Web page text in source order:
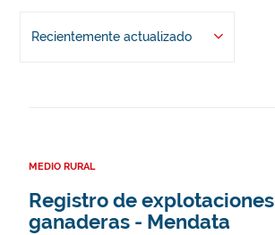
Recientemente actualizado
MEDIO RURAL
Registro de explotaciones
ganaderas - Mendata